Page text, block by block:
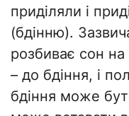
приділяли і
(бдінню).
розбиває сон
– до бдіння, і
бдіння може